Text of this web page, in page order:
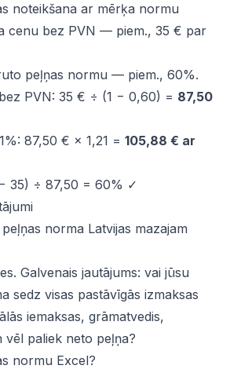
noteikšana ar mērķa normu
cenu bez PVN — piem., 35 € par
peļņas normu — piem., 60%.
PVN: 35 € ÷ (1 − 0,60) = 87,50
87,50 € × 1,21 = 105,88 € ar
35) ÷ 87,50 = 60% ✓
norma Latvijas mazajam
Galvenais jautājums: vai jūsu
sedz visas pastāvīgās izmaksas
iemaksas, grāmatvedis,
vēl paliek neto peļņa?
normu Excel?